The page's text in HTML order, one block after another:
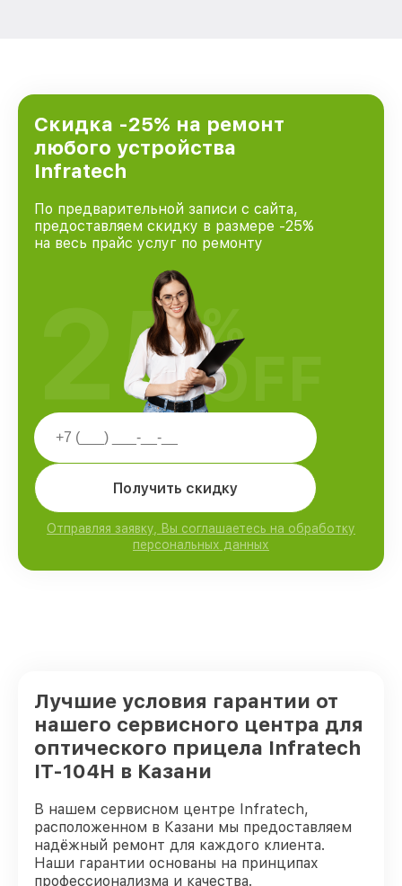
Скидка -25% на ремонт
любого устройства
Infratech
По предварительной записи с сайта,
предоставляем скидку в размере -25%
на весь прайс услуг по ремонту
Получить скидку
Отправляя заявку, Вы соглашаетесь на обработку
персональных данных
25%
OFF
Лучшие условия гарантии от
нашего сервисного центра для
оптического прицела Infratech
IT-104H в Казани
В нашем сервисном центре Infratech,
расположенном в Казани мы предоставляем
надёжный ремонт для каждого клиента.
Наши гарантии основаны на принципах
профессионализма и качества.